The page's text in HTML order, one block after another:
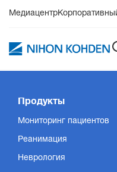
Медиацентр
Продукты
Мониторинг пациентов
Реанимация
Неврология